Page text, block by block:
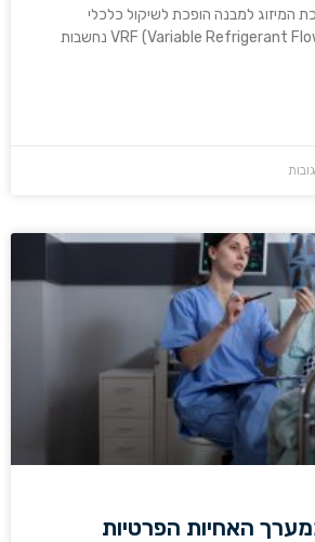
המיזוג למבנה הופכת לשיקול כלכלי
אסטרטגי. מערכות VRF (Variable Refrigerant Flow) נחשבות
האחיות הפרטיות